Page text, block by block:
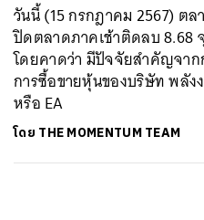
วันนี้ (15 กรกฎาคม 2567) ตล
ปิดตลาดภาคเช้าติดลบ 8.68
โดยคาดว่า มีปัจจัยสำคัญจา
การซื้อขายหุ้นของบริษัท พลั
หรือ EA
โดย THE MOMENTUM TEAM